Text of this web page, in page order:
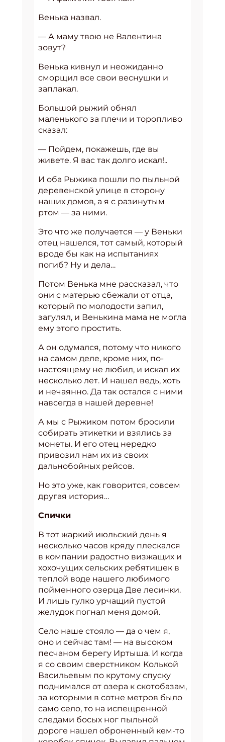
Венька назвал.
— А маму твою не Валентина
зовут?
Венька кивнул и неожиданно
сморщил все свои веснушки и
заплакал.
Большой рыжий обнял
маленького за плечи и торопливо
сказал:
— Пойдем, покажешь, где вы
живете. Я вас так долго искал!..
И оба Рыжика пошли по пыльной
деревенской улице в сторону
наших домов, а я с разинутым
ртом — за ними.
Это что же получается — у Веньки
отец нашелся, тот самый, который
вроде бы как на испытаниях
погиб? Ну и дела…
Потом Венька мне рассказал, что
они с матерью сбежали от отца,
который по молодости запил,
загулял, и Венькина мама не могла
ему этого простить.
А он одумался, потому что никого
на самом деле, кроме них, по-
настоящему не любил, и искал их
несколько лет. И нашел ведь, хоть
и нечаянно. Да так остался с ними
навсегда в нашей деревне!
А мы с Рыжиком потом бросили
собирать этикетки и взялись за
монеты. И его отец нередко
привозил нам их из своих
дальнобойных рейсов.
Но это уже, как говорится, совсем
другая история…
Спички
В тот жаркий июльский день я
несколько часов кряду плескался
в компании радостно визжащих и
хохочущих сельских ребятишек в
теплой воде нашего любимого
пойменного озерца Две лесинки.
И лишь гулко урчащий пустой
желудок погнал меня домой.
Село наше стояло — да о чем я,
оно и сейчас там! — на высоком
песчаном берегу Иртыша. И когда
я со своим сверстником Колькой
Васильевым по крутому спуску
поднимался от озера к скотобазам,
за которыми в сотне метров было
само село, то на испещренной
следами босых ног пыльной
дороге нашел оброненный кем-то